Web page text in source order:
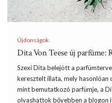
Újdonságok
Dita Von Teese új parfüme:
Szexi Dita belejött a
keresztelt illata, mely
mint bemutatkozó parfümje, a
olvashattok bővebben a blogon